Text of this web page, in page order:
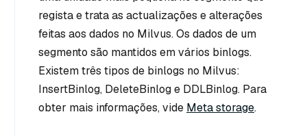
regista e trata as actualizações e alterações
feitas aos dados no Milvus. Os dados de um
segmento são mantidos em vários binlogs.
Existem três tipos de binlogs no Milvus:
InsertBinlog, DeleteBinlog e DDLBinlog. Para
obter mais informações, vide Meta storage.